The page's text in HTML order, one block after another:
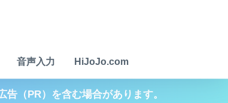
音声入力 HiJoJo.com
（PR）を含む場合があります。